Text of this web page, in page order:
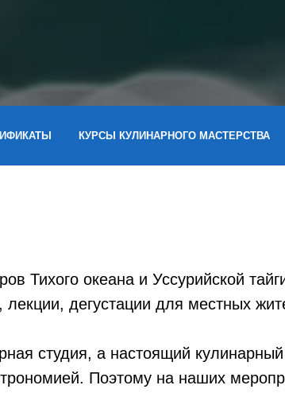
КУРСЫ КУЛИНАРНОГО МАСТЕРСТВА
Тихого океана и Уссурийской
дегустации для местных
студия, а настоящий кулинарный
Поэтому на наших